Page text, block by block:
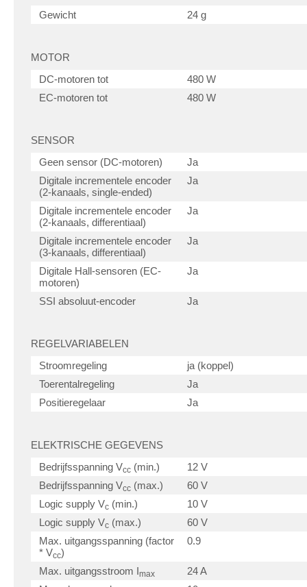
Gewicht
24 g
MOTOR
DC-motoren tot
480 W
EC-motoren tot
480 W
SENSOR
Geen sensor (DC-motoren)
Ja
Digitale incrementele encoder
(2-kanaals, single-ended)
Ja
Digitale incrementele encoder
(2-kanaals, differentiaal)
Ja
Digitale incrementele encoder
(3-kanaals, differentiaal)
Ja
Digitale Hall-sensoren (EC-
motoren)
Ja
SSI absoluut-encoder Ja
REGELVARIABELEN
Stroomregeling
ja (koppel)
Toerentalregeling
Ja
Positieregelaar
Ja
ELEKTRISCHE GEGEVENS
Bedrijfsspanning Vcc (min.)
12 V
Bedrijfsspanning Vcc (max.)
60 V
Logic supply Vc (min.)
10 V
Logic supply Vc (max.)
60 V
Max. uitgangsspanning (factor
* Vcc)
0.9
Max. uitgangsstroom Imax
24 A